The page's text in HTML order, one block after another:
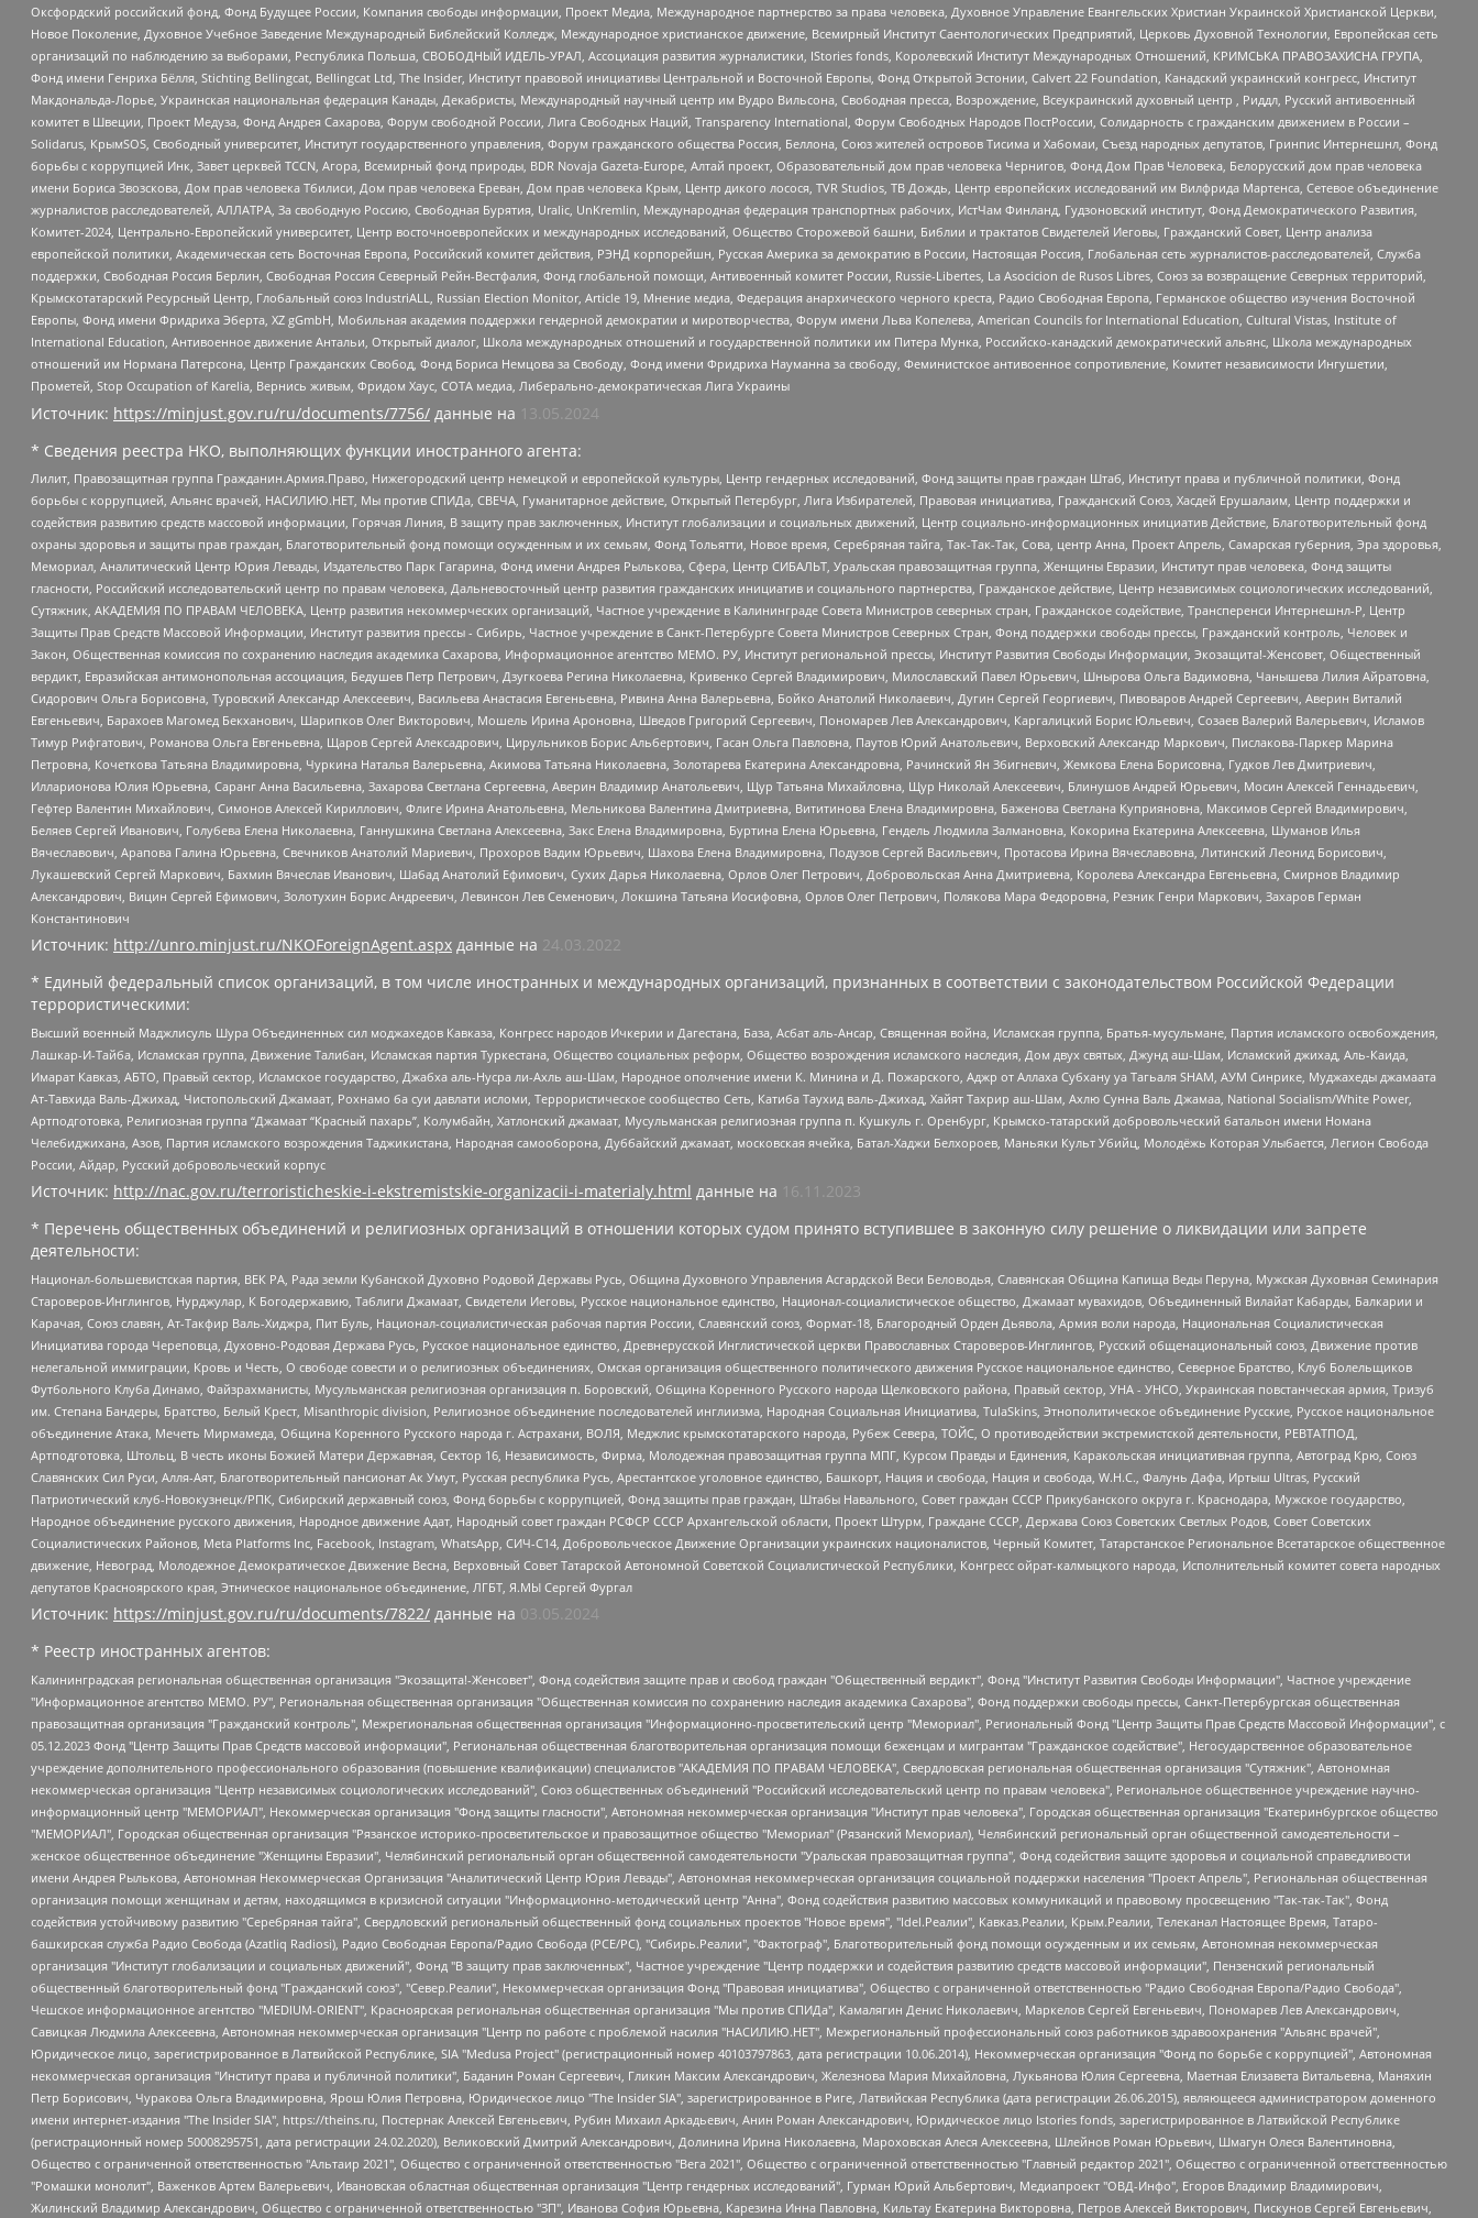
Оксфордский российский фонд, Фонд Будущее России, Компания свободы информации, Проект Медиа, Международное партнерство за права человека, Духовное Управление Евангельских Христиан Украинской Христианской Церкви,
Новое Поколение, Духовное Учебное Заведение Международный Библейский Колледж, Международное христианское движение, Всемирный Институт Саентологических Предприятий, Церковь Духовной Технологии, Европейская сеть
организаций по наблюдению за выборами, Республика Польша, СВОБОДНЫЙ ИДЕЛЬ-УРАЛ, Ассоциация развития журналистики, IStories fonds, Королевский Институт Международных Отношений, КРИМСЬКА ПРАВОЗАХИСНА ГРУПА,
Фонд имени Генриха Бёлля, Stichting Bellingcat, Bellingcat Ltd, The Insider, Институт правовой инициативы Центральной и Восточной Европы, Фонд Открытой Эстонии, Calvert 22 Foundation, Канадский украинский конгресс, Институт
Макдональда-Лорье, Украинская национальная федерация Канады, Декабристы, Международный научный центр им Вудро Вильсона, Свободная пресса, Возрождение, Всеукраинский духовный центр , Риддл, Русский антивоенный
комитет в Швеции, Проект Медуза, Фонд Андрея Сахарова, Форум свободной России, Лига Свободных Наций, Transparеncy International, Форум Свободных Народов ПостРоссии, Солидарность с гражданским движением в России –
Solidarus, КрымSOS, Свободный университет, Институт государственного управления, Форум гражданского общества Россия, Беллона, Союз жителей островов Тисима и Хабомаи, Съезд народных депутатов, Гринпис Интернешнл, Фонд
борьбы с коррупцией Инк, Завет церквей TCCN, Агора, Всемирный фонд природы, BDR Novaja Gazeta-Europe, Алтай проект, Образовательный дом прав человека Чернигов, Фонд Дом Прав Человека, Белорусский дом прав человека
имени Бориса Звозскова, Дом прав человека Тбилиси, Дом прав человека Ереван, Дом прав человека Крым, Центр дикого лосося, TVR Studios, ТВ Дождь, Центр европейских исследований им Вилфрида Мартенса, Сетевое объединение
журналистов расследователей, АЛЛАТРА, За свободную Россию, Свободная Бурятия, Uralic, UnKremlin, Международная федерация транспортных рабочих, ИстЧам Финланд, Гудзоновский институт, Фонд Демократического Развития,
Комитет-2024, Центрально-Европейский университет, Центр восточноевропейских и международных исследований, Общество Сторожевой башни, Библии и трактатов Свидетелей Иеговы, Гражданский Совет, Центр анализа
европейской политики, Академическая сеть Восточная Европа, Российский комитет действия, РЭНД корпорейшн, Русская Америка за демократию в России, Настоящая Россия, Глобальная сеть журналистов-расследователей, Служба
поддержки, Свободная Россия Берлин, Свободная Россия Северный Рейн-Вестфалия, Фонд глобальной помощи, Антивоенный комитет России, Russie-Libertes, La Asocicion de Rusos Libres, Союз за возвращение Северных территорий,
Крымскотатарский Ресурсный Центр, Глобальный союз IndustriALL, Russian Election Monitor, Article 19, Мнение медиа, Федерация анархического черного креста, Радио Свободная Европа, Германское общество изучения Восточной
Европы, Фонд имени Фридриха Эберта, XZ gGmbH, Мобильная академия поддержки гендерной демократии и миротворчества, Форум имени Льва Копелева, American Councils for International Education, Cultural Vistas, Institute of
International Education, Антивоенное движение Антальи, Открытый диалог, Школа международных отношений и государственной политики им Питера Мунка, Российско-канадский демократический альянс, Школа международных
отношений им Нормана Патерсона, Центр Гражданских Свобод, Фонд Бориса Немцова за Свободу, Фонд имени Фридриха Науманна за свободу, Феминистское антивоенное сопротивление, Комитет независимости Ингушетии,
Прометей, Stop Occupation of Karelia, Вернись живым, Фридом Хаус, СОТА медиа, Либерально-демократическая Лига Украины
Источник: https://minjust.gov.ru/ru/documents/7756/ данные на
13.05.2024
* Сведения реестра НКО, выполняющих функции иностранного агента:
Лилит, Правозащитная группа Гражданин.Армия.Право, Нижегородский центр немецкой и европейской культуры, Центр гендерных исследований, Фонд защиты прав граждан Штаб, Институт права и публичной политики, Фонд
борьбы с коррупцией, Альянс врачей, НАСИЛИЮ.НЕТ, Мы против СПИДа, СВЕЧА, Гуманитарное действие, Открытый Петербург, Лига Избирателей, Правовая инициатива, Гражданский Союз, Хасдей Ерушалаим, Центр поддержки и
содействия развитию средств массовой информации, Горячая Линия, В защиту прав заключенных, Институт глобализации и социальных движений, Центр социально-информационных инициатив Действие, Благотворительный фонд
охраны здоровья и защиты прав граждан, Благотворительный фонд помощи осужденным и их семьям, Фонд Тольятти, Новое время, Серебряная тайга, Так-Так-Так, Сова, центр Анна, Проект Апрель, Самарская губерния, Эра здоровья,
Мемориал, Аналитический Центр Юрия Левады, Издательство Парк Гагарина, Фонд имени Андрея Рылькова, Сфера, Центр СИБАЛЬТ, Уральская правозащитная группа, Женщины Евразии, Институт прав человека, Фонд защиты
гласности, Российский исследовательский центр по правам человека, Дальневосточный центр развития гражданских инициатив и социального партнерства, Гражданское действие, Центр независимых социологических исследований,
Сутяжник, АКАДЕМИЯ ПО ПРАВАМ ЧЕЛОВЕКА, Центр развития некоммерческих организаций, Частное учреждение в Калининграде Совета Министров северных стран, Гражданское содействие, Трансперенси Интернешнл-Р, Центр
Защиты Прав Средств Массовой Информации, Институт развития прессы - Сибирь, Частное учреждение в Санкт-Петербурге Совета Министров Северных Стран, Фонд поддержки свободы прессы, Гражданский контроль, Человек и
Закон, Общественная комиссия по сохранению наследия академика Сахарова, Информационное агентство МЕМО. РУ, Институт региональной прессы, Институт Развития Свободы Информации, Экозащита!-Женсовет, Общественный
вердикт, Евразийская антимонопольная ассоциация, Бедушев Петр Петрович, Дзугкоева Регина Николаевна, Кривенко Сергей Владимирович, Милославский Павел Юрьевич, Шнырова Ольга Вадимовна, Чанышева Лилия Айратовна,
Сидорович Ольга Борисовна, Туровский Александр Алексеевич, Васильева Анастасия Евгеньевна, Ривина Анна Валерьевна, Бойко Анатолий Николаевич, Дугин Сергей Георгиевич, Пивоваров Андрей Сергеевич, Аверин Виталий
Евгеньевич, Барахоев Магомед Бекханович, Шарипков Олег Викторович, Мошель Ирина Ароновна, Шведов Григорий Сергеевич, Пономарев Лев Александрович, Каргалицкий Борис Юльевич, Созаев Валерий Валерьевич, Исламов
Тимур Рифгатович, Романова Ольга Евгеньевна, Щаров Сергей Алексадрович, Цирульников Борис Альбертович, Гасан Ольга Павловна, Паутов Юрий Анатольевич, Верховский Александр Маркович, Пислакова-Паркер Марина
Петровна, Кочеткова Татьяна Владимировна, Чуркина Наталья Валерьевна, Акимова Татьяна Николаевна, Золотарева Екатерина Александровна, Рачинский Ян Збигневич, Жемкова Елена Борисовна, Гудков Лев Дмитриевич,
Илларионова Юлия Юрьевна, Саранг Анна Васильевна, Захарова Светлана Сергеевна, Аверин Владимир Анатольевич, Щур Татьяна Михайловна, Щур Николай Алексеевич, Блинушов Андрей Юрьевич, Мосин Алексей Геннадьевич,
Гефтер Валентин Михайлович, Симонов Алексей Кириллович, Флиге Ирина Анатольевна, Мельникова Валентина Дмитриевна, Вититинова Елена Владимировна, Баженова Светлана Куприяновна, Максимов Сергей Владимирович,
Беляев Сергей Иванович, Голубева Елена Николаевна, Ганнушкина Светлана Алексеевна, Закс Елена Владимировна, Буртина Елена Юрьевна, Гендель Людмила Залмановна, Кокорина Екатерина Алексеевна, Шуманов Илья
Вячеславович, Арапова Галина Юрьевна, Свечников Анатолий Мариевич, Прохоров Вадим Юрьевич, Шахова Елена Владимировна, Подузов Сергей Васильевич, Протасова Ирина Вячеславовна, Литинский Леонид Борисович,
Лукашевский Сергей Маркович, Бахмин Вячеслав Иванович, Шабад Анатолий Ефимович, Сухих Дарья Николаевна, Орлов Олег Петрович, Добровольская Анна Дмитриевна, Королева Александра Евгеньевна, Смирнов Владимир
Александрович, Вицин Сергей Ефимович, Золотухин Борис Андреевич, Левинсон Лев Семенович, Локшина Татьяна Иосифовна, Орлов Олег Петрович, Полякова Мара Федоровна, Резник Генри Маркович, Захаров Герман
Константинович
Источник: http://unro.minjust.ru/NKOForeignAgent.aspx данные на 24.03.2022
* Единый федеральный список организаций, в том числе иностранных и международных организаций, признанных в соответствии с законодательством Российской Федерации
террористическими:
Высший военный Маджлисуль Шура Объединенных сил моджахедов Кавказа, Конгресс народов Ичкерии и Дагестана, База, Асбат аль-Ансар, Священная война, Исламская группа, Братья-мусульмане, Партия исламского освобождения,
Лашкар-И-Тайба, Исламская группа, Движение Талибан, Исламская партия Туркестана, Общество социальных реформ, Общество возрождения исламского наследия, Дом двух святых, Джунд аш-Шам, Исламский джихад, Аль-Каида,
Имарат Кавказ, АБТО, Правый сектор, Исламское государство, Джабха аль-Нусра ли-Ахль аш-Шам, Народное ополчение имени К. Минина и Д. Пожарского, Аджр от Аллаха Субхану уа Тагьаля SHAM, АУМ Синрике, Муджахеды джамаата
Ат-Тавхида Валь-Джихад, Чистопольский Джамаат, Рохнамо ба суи давлати исломи, Террористическое сообщество Сеть, Катиба Таухид валь-Джихад, Хайят Тахрир аш-Шам, Ахлю Сунна Валь Джамаа, National Socialism/White Power,
Артподготовка, Религиозная группа “Джамаат “Красный пахарь”, Колумбайн, Хатлонский джамаат, Мусульманская религиозная группа п. Кушкуль г. Оренбург, Крымско-татарский добровольческий батальон имени Номана
Челебиджихана, Азов, Партия исламского возрождения Таджикистана, Народная самооборона, Дуббайский джамаат, московская ячейка, Батал-Хаджи Белхороев, Маньяки Культ Убийц, Молодёжь Которая Улыбается, Легион Свобода
России, Айдар, Русский добровольческий корпус
Источник: http://nac.gov.ru/terroristicheskie-i-ekstremistskie-organizacii-i-materialy.html данные на
16.11.2023
* Перечень общественных объединений и религиозных организаций в отношении которых судом принято вступившее в законную силу решение о ликвидации или запрете
деятельности:
Национал-большевистская партия, ВЕК РА, Рада земли Кубанской Духовно Родовой Державы Русь, Община Духовного Управления Асгардской Веси Беловодья, Славянская Община Капища Веды Перуна, Мужская Духовная Семинария
Староверов-Инглингов, Нурджулар, К Богодержавию, Таблиги Джамаат, Свидетели Иеговы, Русское национальное единство, Национал-социалистическое общество, Джамаат мувахидов, Объединенный Вилайат Кабарды, Балкарии и
Карачая, Союз славян, Ат-Такфир Валь-Хиджра, Пит Буль, Национал-социалистическая рабочая партия России, Славянский союз, Формат-18, Благородный Орден Дьявола, Армия воли народа, Национальная Социалистическая
Инициатива города Череповца, Духовно-Родовая Держава Русь, Русское национальное единство, Древнерусской Инглистической церкви Православных Староверов-Инглингов, Русский общенациональный союз, Движение против
нелегальной иммиграции, Кровь и Честь, О свободе совести и о религиозных объединениях, Омская организация общественного политического движения Русское национальное единство, Северное Братство, Клуб Болельщиков
Футбольного Клуба Динамо, Файзрахманисты, Мусульманская религиозная организация п. Боровский, Община Коренного Русского народа Щелковского района, Правый сектор, УНА - УНСО, Украинская повстанческая армия, Тризуб
им. Степана Бандеры, Братство, Белый Крест, Misanthropic division, Религиозное объединение последователей инглиизма, Народная Социальная Инициатива, TulaSkins, Этнополитическое объединение Русские, Русское национальное
объединение Атака, Мечеть Мирмамеда, Община Коренного Русского народа г. Астрахани, ВОЛЯ, Меджлис крымскотатарского народа, Рубеж Севера, ТОЙС, О противодействии экстремистской деятельности, РЕВТАТПОД,
Артподготовка, Штольц, В честь иконы Божией Матери Державная, Сектор 16, Независимость, Фирма, Молодежная правозащитная группа МПГ, Курсом Правды и Единения, Каракольская инициативная группа, Автоград Крю, Союз
Славянских Сил Руси, Алля-Аят, Благотворительный пансионат Ак Умут, Русская республика Русь, Арестантское уголовное единство, Башкорт, Нация и свобода, Нация и свобода, W.H.С., Фалунь Дафа, Иртыш Ultras, Русский
Патриотический клуб-Новокузнецк/РПК, Сибирский державный союз, Фонд борьбы с коррупцией, Фонд защиты прав граждан, Штабы Навального, Совет граждан СССР Прикубанского округа г. Краснодара, Мужское государство,
Народное объединение русского движения, Народное движение Адат, Народный совет граждан РСФСР СССР Архангельской области, Проект Штурм, Граждане СССР, Держава Союз Советских Светлых Родов, Совет Советских
Социалистических Районов, Meta Platforms Inc, Facebook, Instagram, WhatsApp, СИЧ-С14, Добровольческое Движение Организации украинских националистов, Черный Комитет, Татарстанское Региональное Всетатарское общественное
движение, Невоград, Молодежное Демократическое Движение Весна, Верховный Совет Татарской Автономной Советской Социалистической Республики, Конгресс ойрат-калмыцкого народа, Исполнительный комитет совета народных
депутатов Красноярского края, Этническое национальное объединение, ЛГБТ, Я.МЫ Сергей Фургал
Источник: https://minjust.gov.ru/ru/documents/7822/ данные на 03.05.2024
* Реестр иностранных агентов:
Калининградская региональная общественная организация "Экозащита!-Женсовет", Фонд содействия защите прав и свобод граждан "Общественный вердикт", Фонд "Институт Развития Свободы Информации", Частное учреждение "Информационное агентство МЕМО. РУ", Региональная общественная организация "Общественная комиссия по сохранению наследия академика Сахарова", Фонд поддержки свободы прессы, Санкт-Петербургская общественная правозащитная организация "Гражданский контроль", Межрегиональная общественная организация "Информационно-просветительский центр "Мемориал", Региональный Фонд "Центр Защиты Прав Средств Массовой Информации", с 05.12.2023 Фонд "Центр Защиты Прав Средств массовой информации", Региональная общественная благотворительная организация помощи беженцам и мигрантам "Гражданское содействие", Негосударственное образовательное учреждение дополнительного профессионального образования (повышение квалификации) специалистов "АКАДЕМИЯ ПО ПРАВАМ ЧЕЛОВЕКА", Свердловская региональная общественная организация "Сутяжник", Автономная некоммерческая организация "Центр независимых социологических исследований", Союз общественных объединений "Российский исследовательский центр по правам человека", Региональное общественное учреждение научно-информационный центр "МЕМОРИАЛ", Некоммерческая организация "Фонд защиты гласности", Автономная некоммерческая организация "Институт прав человека", Городская общественная организация "Екатеринбургское общество "МЕМОРИАЛ", Городская общественная организация "Рязанское историко-просветительское и правозащитное общество "Мемориал" (Рязанский Мемориал), Челябинский региональный орган общественной самодеятельности – женское общественное объединение "Женщины Евразии", Челябинский региональный орган общественной самодеятельности "Уральская правозащитная группа", Фонд содействия защите здоровья и социальной справедливости имени Андрея Рылькова, Автономная Некоммерческая Организация "Аналитический Центр Юрия Левады", Автономная некоммерческая организация социальной поддержки населения "Проект Апрель", Региональная общественная организация помощи женщинам и детям, находящимся в кризисной ситуации "Информационно-методический центр "Анна", Фонд содействия развитию массовых коммуникаций и правовому просвещению "Так-так-Так", Фонд содействия устойчивому развитию "Серебряная тайга", Свердловский региональный общественный фонд социальных проектов "Новое время", "Idel.Реалии", Кавказ.Реалии, Крым.Реалии, Телеканал Настоящее Время, Татаро-башкирская служба Радио Свобода (Azatliq Radiosi), Радио Свободная Европа/Радио Свобода (PCE/PC), "Сибирь.Реалии", "Фактограф", Благотворительный фонд помощи осужденным и их семьям, Автономная некоммерческая организация "Институт глобализации и социальных движений", Фонд "В защиту прав заключенных", Частное учреждение "Центр поддержки и содействия развитию средств массовой информации", Пензенский региональный общественный благотворительный фонд "Гражданский союз", "Север.Реалии", Некоммерческая организация Фонд "Правовая инициатива", Общество с ограниченной ответственностью "Радио Свободная Европа/Радио Свобода", Чешское информационное агентство "MEDIUM-ORIENT", Красноярская региональная общественная организация "Мы против СПИДа", Камалягин Денис Николаевич, Маркелов Сергей Евгеньевич, Пономарев Лев Александрович, Савицкая Людмила Алексеевна, Автономная некоммерческая организация "Центр по работе с проблемой насилия "НАСИЛИЮ.НЕТ", Межрегиональный профессиональный союз работников здравоохранения "Альянс врачей", Юридическое лицо, зарегистрированное в Латвийской Республике, SIA "Medusa Project" (регистрационный номер 40103797863, дата регистрации 10.06.2014), Некоммерческая организация "Фонд по борьбе с коррупцией", Автономная некоммерческая организация "Институт права и публичной политики", Баданин Роман Сергеевич, Гликин Максим Александрович, Железнова Мария Михайловна, Лукьянова Юлия Сергеевна, Маетная Елизавета Витальевна, Маняхин Петр Борисович, Чуракова Ольга Владимировна, Ярош Юлия Петровна, Юридическое лицо "The Insider SIA", зарегистрированное в Риге, Латвийская Республика (дата регистрации 26.06.2015), являющееся администратором доменного имени интернет-издания "The Insider SIA", https://theins.ru, Постернак Алексей Евгеньевич, Рубин Михаил Аркадьевич, Анин Роман Александрович, Юридическое лицо Istories fonds, зарегистрированное в Латвийской Республике (регистрационный номер 50008295751, дата регистрации 24.02.2020), Великовский Дмитрий Александрович, Долинина Ирина Николаевна, Мароховская Алеся Алексеевна, Шлейнов Роман Юрьевич, Шмагун Олеся Валентиновна, Общество с ограниченной ответственностью "Альтаир 2021", Общество с ограниченной ответственностью "Вега 2021", Общество с ограниченной ответственностью "Главный редактор 2021", Общество с ограниченной ответственностью "Ромашки монолит", Важенков Артем Валерьевич, Ивановская областная общественная организация "Центр гендерных исследований", Гурман Юрий Альбертович, Медиапроект "ОВД-Инфо", Егоров Владимир Владимирович, Жилинский Владимир Александрович, Общество с ограниченной ответственностью "ЗП", Иванова София Юрьевна, Карезина Инна Павловна, Кильтау Екатерина Викторовна, Петров Алексей Викторович, Пискунов Сергей Евгеньевич, Смирнов Сергей Сергеевич, Тихонов Михаил Сергеевич, Общество с ограниченной ответственностью "ЖУРНАЛИСТ-ИНОСТРАННЫЙ АГЕНТ", Арапова Галина Юрьевна, Вольтская Татьяна Анатольевна, Американская компания "Mason G.E.S. Anonymous Foundation" (США), являющаяся владельцем интернет-издания https://mnews.world/, Компания "Stichting Bellingcat", зарегистрированная в Нидерландах (дата регистрации 11.07.2018), Захаров Андрей Вячеславович, Клепиковская Екатерина Дмитриевна, Общество с ограниченной ответственностью "МЕМО", Перл Роман Александрович, Симонов Евгений Алексеевич, Соловьева Елена Анатольевна, Сотников Даниил Владимирович, Сурначева Елизавета Дмитриевна, Автономная некоммерческая организация по защите прав человека и информированию населения "Якутия – Наше Мнение", Общество с ограниченной ответственностью "Москоу диджитал медиа", с 26.01.2023 Общество с ограниченной ответственностью "Чайка Белые сады", Ветошкина Валерия Валерьевна, Заговора Максим Александрович, Межрегиональное общественное движение "Российская ЛГБТ - сеть", Оленичев Максим Владимирович, Павлов Иван Юрьевич, Скворцова Елена Сергеевна, Общество с ограниченной ответственностью "Как бы инагент", Кочетков Игорь Викторович, Общество с ограниченной ответственностью "Честные выборы", Еланчик Олег Александрович, Общество с ограниченной ответственностью "Нобелевский призыв", Гималова Регина Эмилевна, Григорьев Андрей Валерьевич, Григорьева Алина Александровна, Ассоциация по содействию защите прав призывников, альтернативнослужащих и военнослужащих "Правозащитная группа "Гражданин.Армия.Право", Хисамова Регина Фаритовна, Автономная некоммерческая организация по реализации социально-правовых программ "Лилит", Дальневосточное общественное движение "Маяк", Санкт-Петербургская ЛГБТ-инициативная группа "Выход", Инициативная группа ЛГБТ+ "Реверс", Алексеев Андрей Викторович, Бекбулатова Таисия Львовна, Беляев Иван Михайлович, Владыкина Елена Сергеевна, Гельман Марат Александрович, Никульшина Вероника Юрьевна, Толоконникова Надежда Андреевна, Шендерович Виктор Анатольевич, Общество с ограниченной ответственностью "Данное сообщение", Общество с ограниченной ответственностью Издательский дом "Новая глава", Айнбиндер Александра Александровна, Московский комьюнити-центр для ЛГБТ+инициатив, Благотворительный фонд развития филантропии, Deutsche Welle (Германия, Kurt-Schumacher-Strasse 3, 53113 Bonn), Борзунова Мария Михайловна, Воробьев Виктор Викторович, Голубева Анна Львовна, Константинова Алла Михайловна, Малкова Ирина Владимировна, Мурадов Мурад Абдулгалимович, Осетинская Елизавета Николаевна, Понасенков Евгений Николаевич, Ганапольский Матвей Юрьевич, Киселев Евгений Алексеевич, Борухович Ирина Григорьевна, Дремин Иван Тимофеевич, Дубровский Дмитрий Викторович, Красноярская региональная общественная организация поддержки и развития альтернативных образовательных технологий и межкультурных коммуникаций "ИНТЕРРА", Маяковская Екатерина Алексеевна, Фейгин Марк Захарович, Филимонов Андрей Викторович, Дзугкоева Регина Николаевна, Доброхотов Роман Александрович, Дудь Юрий Александрович, Елкин Сергей Владимирович, Кругликов Кирилл Игоревич, Сабунаева Мария Леонидовна, Семенов Алексей Владимирович, Шаинян Карен Багратович, Шульман Екатерина Михайловна, Асафьев Артур Валерьевич, Вахштайн Виктор Семенович, Венедиктов Алексей Алексеевич, Лушникова Екатерина Евгеньевна, Волков Леонид Михайлович, Невзоров Александр Глебович, Пархоменко Сергей Борисович, Сироткин Ярослав Николаевич, Кара-Мурза Владимир Владимирович, Баранова Наталья Владимировна, Гозман Леонид Яковлевич, Кагарлицкий Борис Юльевич, Климарев Михаил Валерьевич, Милов Владимир Станиславович, Автономная некоммерческая организация Краснодарский центр современного искусства "Типография", Моргенштерн Алишер Тагирович, Соболь Любовь Эдуардовна, Общество с ограниченной ответственностью "ЛИЗА НОРМ", Каспаров Гарри Кимович, Ходорковский Михаил Борисович, Общество с ограниченной ответственностью "Апрельские тезисы", Данилович Ирина Брониславовна, Кашин Олег Владимирович, Петров Николай Владимирович, Пивоваров Алексей Владимирович, Соколов Михаил Владимирович, Цветкова Юлия Владимировна, Чичваркин Евгений Александрович, Комитет против пыток/Команда против пыток, Общество с ограниченной ответственностью "Первый научный", Общество с ограниченной ответственностью "Вертолет и ко", Белоцерковская Вероника Борисовна, Кац Максим Евгеньевич, Лазарева Татьяна Юрьевна, Шаведдинов Руслан Табризович, Яшин Илья Валерьевич, Общество с ограниченной ответственностью "Иноагент ААВ", Алешковский Дмитрий Петрович, Альбац Евгения Марковна, Быков Дмитрий Львович, Галямина Юлия Евгеньевна, Лойко Сергей Леонидович, Мартынов Кирилл Константинович, Медведев Сергей Александрович, Крашенинников Федор Геннадиевич, Гордеева Катерина Вл